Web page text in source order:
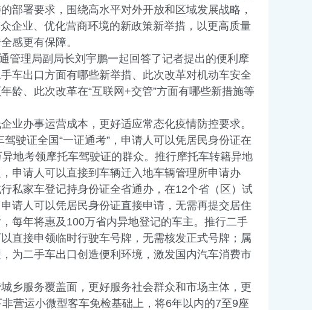
部署要求，围绕高水平对外开放和区域发展战略，
企业、优化营商环境的新政策新举措，以更高质量
感更有保障。
理局副局长刘宇鹏一起回答了记者提出的便利摩
车出口方面有哪些新举措、此次改革对机动车安全
龄、此次改革在“互联网+交管”方面有哪些新措施等
业办事运营成本，更好适应常态化疫情防控要求。
驶证全国“一证通考”，申请人可以凭居民身份证在
地考领摩托车驾驶证的群众。推行摩托车转籍异地
申请人可以直接到车辆迁入地车辆管理所申请办
私家车登记持身份证全省通办，在12个省（区）试
请人可以凭居民身份证直接申请，无需再提交居住
每年将惠及100万省内异地登记的车主。推行二手
直接申领临时行驶车号牌，无需核发正式号牌；属
为二手车出口创造便利环境，激发国内汽车消费市
乡服务覆盖面，更好服务社会群众和市场主体，更
营运小微型客车免检基础上，将6年以内的7至9座